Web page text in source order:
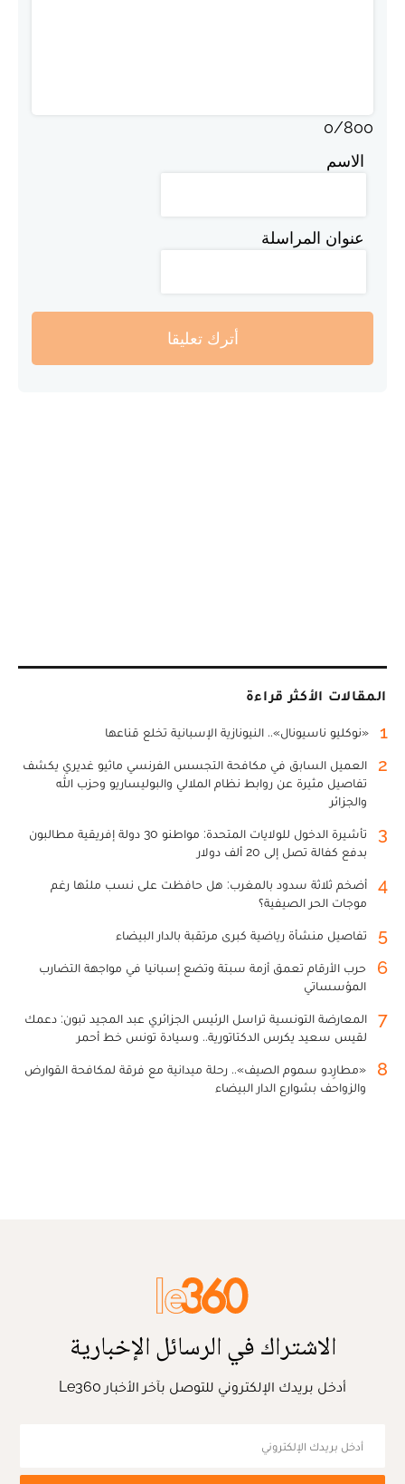
0/800
الاسم
عنوان المراسلة
أترك تعليقا
المقالات الأكثر قراءة
1 «نوكليو ناسيونال».. النيونازية الإسبانية تخلع قناعها
2
العميل السابق في مكافحة التجسس الفرنسي ماثيو غديري يكشف
تفاصيل مثيرة عن روابط نظام الملالي والبوليساريو وحزب الله
والجزائر
3
تأشيرة الدخول للولايات المتحدة: مواطنو 30 دولة إفريقية مطالبون
بدفع كفالة تصل إلى 20 ألف دولار
4
أضخم ثلاثة سدود بالمغرب: هل حافظت على نسب ملئها رغم
موجات الحر الصيفية؟
5 تفاصيل منشأة رياضية كبرى مرتقبة بالدار البيضاء
6
حرب الأرقام تعمق أزمة سبتة وتضع إسبانيا في مواجهة التضارب
المؤسساتي
7
المعارضة التونسية تراسل الرئيس الجزائري عبد المجيد تبون: دعمك
لقيس سعيد يكرس الدكتاتورية.. وسيادة تونس خط أحمر
8
«مطارِدو سموم الصيف».. رحلة ميدانية مع فرقة لمكافحة القوارض
والزواحف بشوارع الدار البيضاء
الاشتراك في الرسائل الإخبارية
أدخل بريدك الإلكتروني للتوصل بآخر الأخبار Le360